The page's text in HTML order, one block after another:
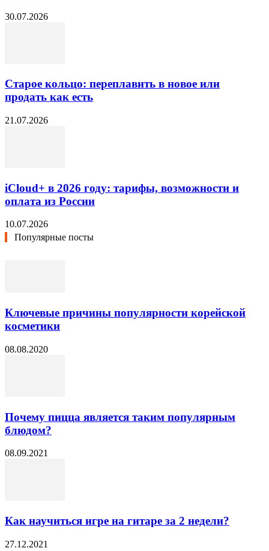
30.07.2026
Старое кольцо: переплавить в новое или
продать как есть
21.07.2026
iCloud+ в 2026 году: тарифы, возможности и
оплата из России
10.07.2026
Популярные посты
Ключевые причины популярности корейской
косметики
08.08.2020
Почему пицца является таким популярным
блюдом?
08.09.2021
Как научиться игре на гитаре за 2 недели?
27.12.2021